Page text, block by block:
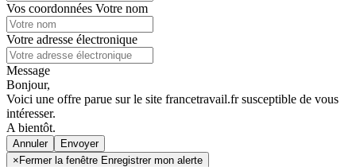
Vos coordonnées Votre nom
Votre adresse électronique
Message
Bonjour,
Voici une offre parue sur le site francetravail.fr susceptible de vous
intéresser.
A bientôt.
Annuler
× Fermer la fenêtre Enregistrer mon alerte